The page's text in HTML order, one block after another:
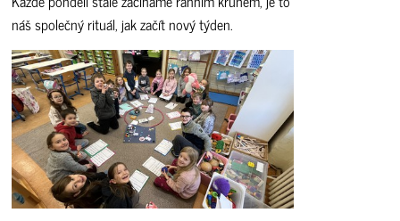
náš společný rituál, jak začít nový týden.